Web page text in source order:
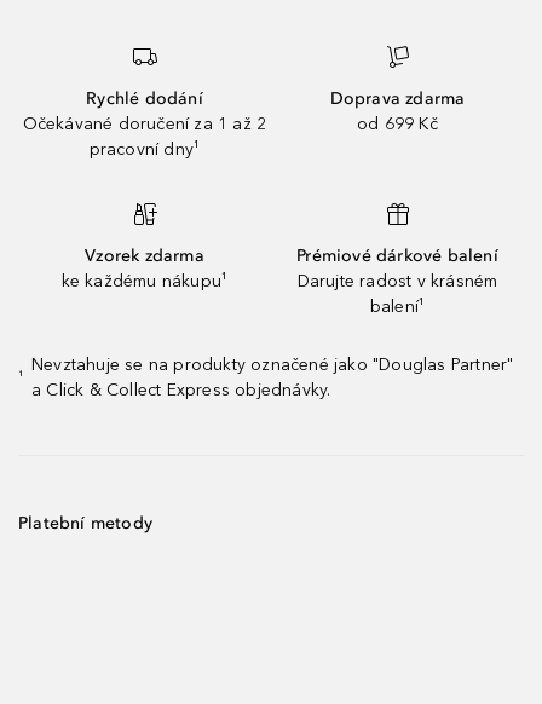
Rychlé dodání
Očekávané doručení za 1 až 2
pracovní dny¹
Doprava zdarma
od 699 Kč
Vzorek zdarma
ke každému nákupu¹
Prémiové dárkové balení
Darujte radost v krásném
balení¹
¹
Nevztahuje se na produkty označené jako "Douglas Partner"
a Click & Collect Express objednávky.
Platební metody